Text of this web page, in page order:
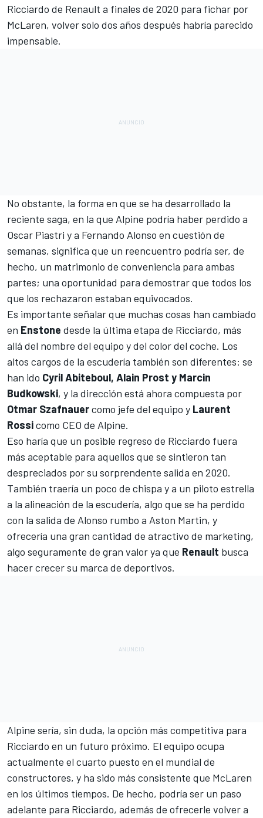
Ricciardo de Renault a finales de 2020 para fichar por
McLaren, volver solo dos años después habría parecido
impensable.
No obstante, la forma en que se ha desarrollado la
reciente saga, en la que Alpine podría haber perdido a
Oscar Piastri y a Fernando Alonso en cuestión de
semanas, significa que un reencuentro podría ser, de
hecho, un matrimonio de conveniencia para ambas
partes; una oportunidad para demostrar que todos los
que los rechazaron estaban equivocados.
Es importante señalar que muchas cosas han cambiado
en Enstone desde la última etapa de Ricciardo, más
allá del nombre del equipo y del color del coche. Los
altos cargos de la escudería también son diferentes: se
han ido Cyril Abiteboul, Alain Prost y Marcin
Budkowski, y la dirección está ahora compuesta por
Otmar Szafnauercomo jefe del equipo y Laurent
Rossicomo CEO de Alpine.
Eso haría que un posible regreso de Ricciardo fuera
más aceptable para aquellos que se sintieron tan
despreciados por su sorprendente salida en 2020.
También traería un poco de chispa y a un piloto estrella
a la alineación de la escudería, algo que se ha perdido
con la salida de Alonso rumbo a Aston Martin, y
ofrecería una gran cantidad de atractivo de marketing,
algo seguramente de gran valor ya que Renault busca
hacer crecer su marca de deportivos.
Alpine sería, sin duda, la opción más competitiva para
Ricciardo en un futuro próximo. El equipo ocupa
actualmente el cuarto puesto en el mundial de
constructores, y ha sido más consistente que McLaren
en los últimos tiempos. De hecho, podría ser un paso
adelante para Ricciardo, además de ofrecerle volver a